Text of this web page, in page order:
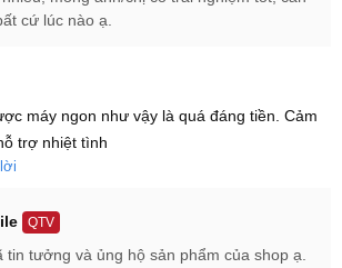
ra mắt với ba tùy chọn màu sắc: xanh
thẩm, đen và tím trầm
cứ lúc nào ạ.
máy ngon như vậy là quá đáng tiền. Cảm
trợ nhiệt tình
QTV
tin tưởng và ủng hộ sản phẩm của shop ạ.